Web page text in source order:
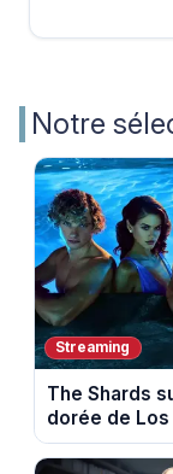
Notre
Streaming
The Shards
dorée de
dans les